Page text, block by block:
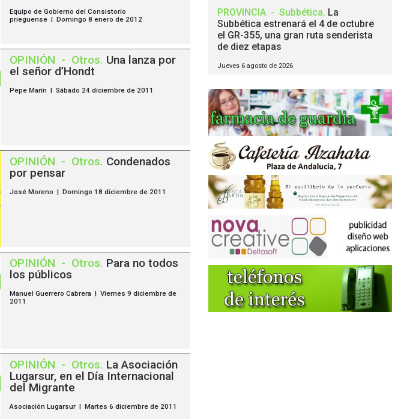
Equipo de Gobierno del Consistorio
prieguense | Domingo 8 enero de 2012
OPINIÓN - Otros. Una lanza por
el señor d’Hondt
Pepe Marín | Sábado 24 diciembre de 2011
OPINIÓN - Otros. Condenados
por pensar
José Moreno | Domingo 18 diciembre de 2011
OPINIÓN - Otros. Para no todos
los públicos
Manuel Guerrero Cabrera | Viernes 9 diciembre de
2011
OPINIÓN - Otros. La Asociación
Lugarsur, en el Día Internacional
del Migrante
Asociación Lugarsur | Martes 6 diciembre de 2011
PROVINCIA - Subbética. La
Subbética estrenará el 4 de octubre
el GR-355, una gran ruta senderista
de diez etapas
Jueves 6 agosto de 2026